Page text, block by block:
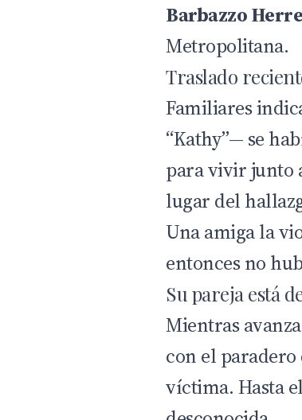
Barbazzo
Metropolitana.
Traslado
Familiares
“Kathy”— se
para vivir junto
lugar del
Una amiga la
entonces no
Su pareja está
Mientras
con el
víctima. Hasta